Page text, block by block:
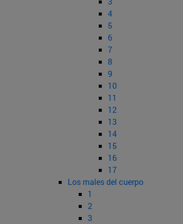
4
5
6
7
8
9
10
11
12
13
14
15
16
17
Los males del cuerpo
1
2
3